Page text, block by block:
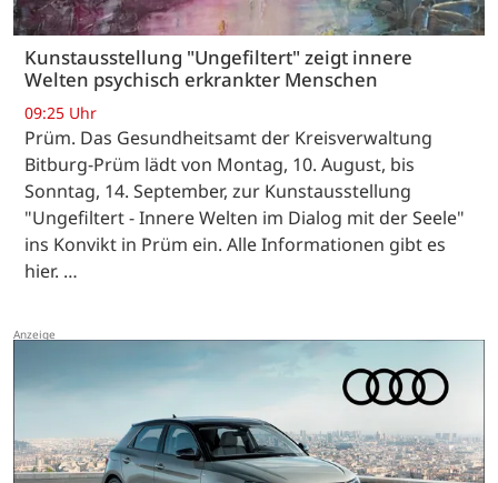
Kunstausstellung "Ungefiltert" zeigt innere
Welten psychisch erkrankter Menschen
09:25 Uhr
Prüm. Das Gesundheitsamt der Kreisverwaltung
Bitburg-Prüm lädt von Montag, 10. August, bis
Sonntag, 14. September, zur Kunstausstellung
"Ungefiltert - Innere Welten im Dialog mit der Seele"
ins Konvikt in Prüm ein. Alle Informationen gibt es
hier. …